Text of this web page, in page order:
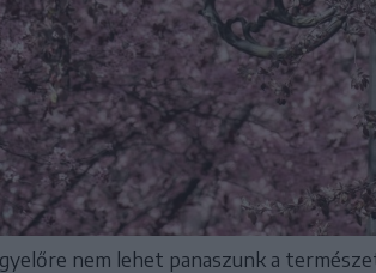
nem lehet panaszunk a